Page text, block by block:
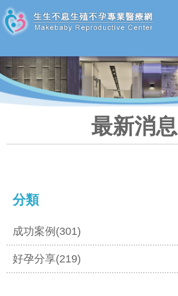
最新消息
分類
成功案例(301)
好孕分享(219)